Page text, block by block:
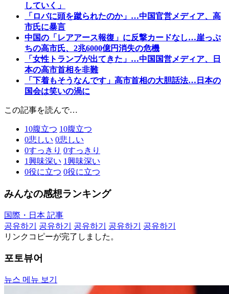
していく」
「ロバに頭を蹴られたのか」…中国官営メディア、高
市氏に暴言
中国の「レアアース報復」に反撃カードなし…崖っぷ
ちの高市氏、2兆6000億円消失の危機
「女性トランプが出てきた」…中国国営メディア、日
本の高市首相を非難
「下着もそうなんです」高市首相の大胆話法…日本の
国会は笑いの渦に
この記事を読んで…
10腹立つ 10腹立つ
0悲しい 0悲しい
0すっきり 0すっきり
1興味深い 1興味深い
0役に立つ 0役に立つ
みんなの感想ランキング
国際・日本 記事
공유하기
공유하기 공유하기 공유하기
공유하기
リンクコピーが完了しました。
포토뷰어
뉴스 메뉴 보기